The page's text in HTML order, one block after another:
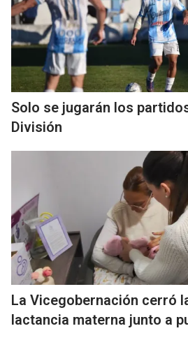
Solo se jugarán los
División
La Vicegobernación cerró
lactancia materna junto a